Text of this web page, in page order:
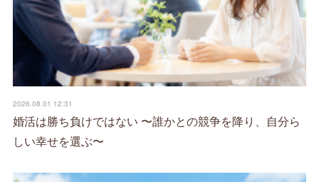
2026.08.01 12:31
婚活は勝ち負けではない 〜誰かとの競争を降り、自分ら
しい幸せを選ぶ〜